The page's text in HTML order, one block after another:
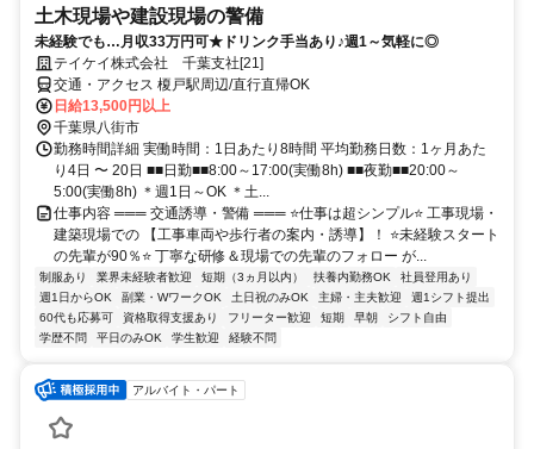
土木現場や建設現場の警備
未経験でも…月収33万円可★ドリンク手当あり♪週1～気軽に◎
テイケイ株式会社 千葉支社[21]
交通・アクセス 榎戸駅周辺/直行直帰OK
日給13,500円以上
千葉県八街市
勤務時間詳細 実働時間：1日あたり8時間 平均勤務日数：1ヶ月あた
り4日 〜 20日 ■■日勤■■8:00～17:00(実働8h) ■■夜勤■■20:00～
5:00(実働8h) ＊週1日～OK ＊土...
仕事内容 ═══ 交通誘導・警備 ═══ ⭐仕事は超シンプル⭐ 工事現場・
建築現場での 【工事車両や歩行者の案内・誘導】！ ⭐未経験スタート
の先輩が90％⭐ 丁寧な研修＆現場での先輩のフォロー が...
制服あり 業界未経験者歓迎 短期（3ヵ月以内） 扶養内勤務OK
社員登用あり
週1日からOK
副業・WワークOK 土日祝のみOK 主婦・主夫歓迎
週1シフト提出
60代も応募可
資格取得支援あり フリーター歓迎 短期 早朝
シフト自由
学歴不問
平日のみOK 学生歓迎 経験不問
アルバイト・パート